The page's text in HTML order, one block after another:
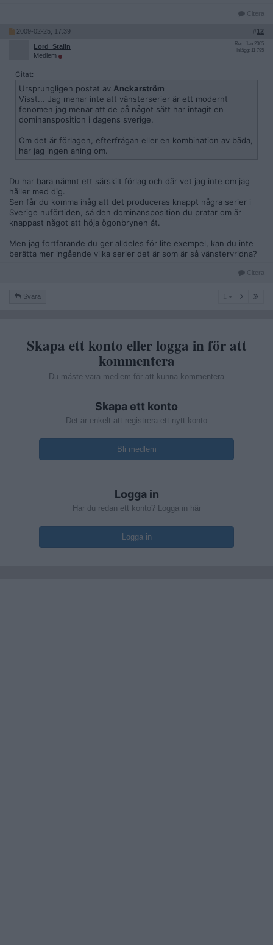
Citera
2009-02-25, 17:39 #12
Lord_Stalin
Medlem
Reg: Jan 2005
Inlägg: 11 795
Citat:
Ursprungligen postat av Anckarström
Visst... Jag menar inte att vänsterserier är ett modernt
fenomen jag menar att de på något sätt har intagit en
dominansposition i dagens sverige.
Om det är förlagen, efterfrågan eller en kombination av båda,
har jag ingen aning om.
Du har bara nämnt ett särskilt förlag och där vet jag inte om jag
håller med dig.
Sen får du komma ihåg att det produceras knappt några serier i
Sverige nuförtiden, så den dominansposition du pratar om är
knappast något att höja ögonbrynen åt.
Men jag fortfarande du ger alldeles för lite exempel, kan du inte
berätta mer ingående vilka serier det är som är så vänstervridna?
Citera
Svara
Skapa ett konto eller logga in för att
kommentera
Du måste vara medlem för att kunna kommentera
Skapa ett konto
Det är enkelt att registrera ett nytt konto
Bli medlem
Logga in
Har du redan ett konto? Logga in här
Logga in